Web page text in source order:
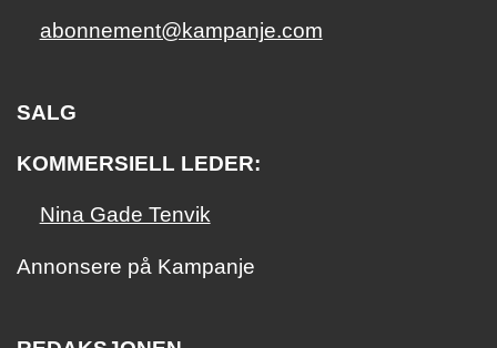
abonnement@kampanje.com
SALG
KOMMERSIELL LEDER:
Nina Gade Tenvik
Annonsere på Kampanje